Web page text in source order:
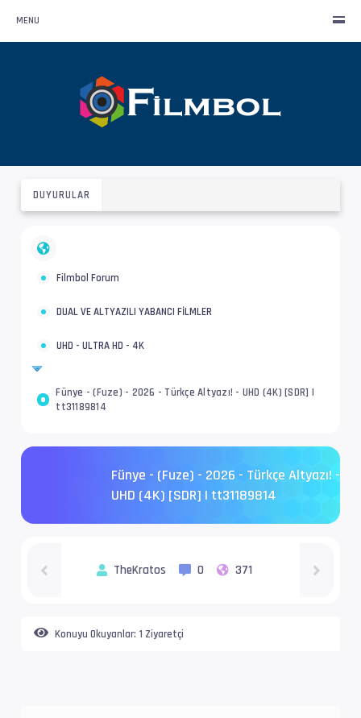
MENU
DUYURULAR
Filmbol Forum
DUAL VE ALTYAZILI YABANCI FİLMLER
UHD - ULTRA HD - 4K
Fünye - (Fuze) - 2026 - Türkçe Altyazı! - UHD (4K) [SDR] |
tt31189814
Fünye - (Fuze) - 2026 - Türkçe Altyazı! -
UHD (4K) [SDR] | tt31189814
TheKratos 0 371
Konuyu Okuyanlar: 1 Ziyaretçi